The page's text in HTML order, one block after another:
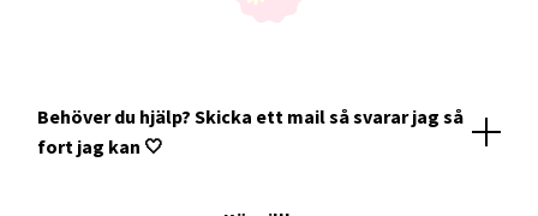
Behöver du hjälp? Skicka ett mail så svarar jag så
fort jag kan 🤍